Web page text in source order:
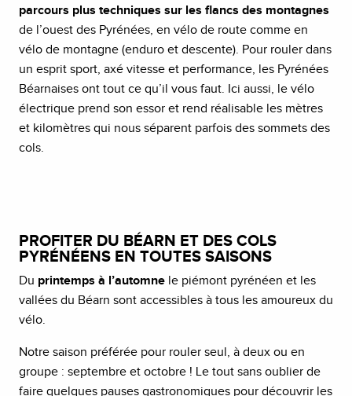
parcours plus techniques sur les flancs des montagnes
de l’ouest des Pyrénées, en vélo de route comme en
vélo de montagne (enduro et descente). Pour rouler dans
un esprit sport, axé vitesse et performance, les Pyrénées
Béarnaises ont tout ce qu’il vous faut. Ici aussi, le vélo
électrique prend son essor et rend réalisable les mètres
et kilomètres qui nous séparent parfois des sommets des
cols.
PROFITER DU BÉARN ET DES COLS
PYRÉNÉENS EN TOUTES SAISONS
Du printemps à l’automne le piémont pyrénéen et les
vallées du Béarn sont accessibles à tous les amoureux du
vélo.
Notre saison préférée pour rouler seul, à deux ou en
groupe : septembre et octobre ! Le tout sans oublier de
faire quelques pauses gastronomiques pour découvrir les